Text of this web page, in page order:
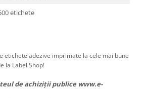
etichete
etichete adezive imprimate la cele mai bune
la Label Shop!
de achiziții publice www.e-